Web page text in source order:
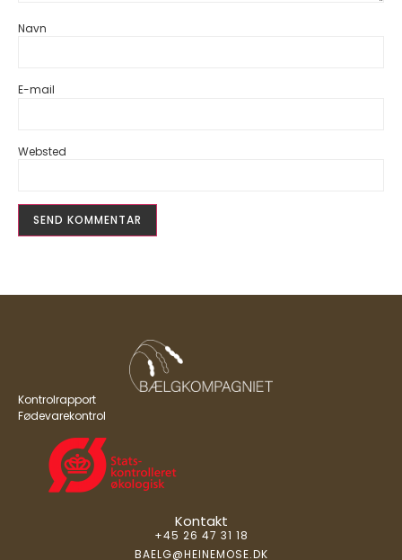
Navn
E-mail
Websted
Kontrolrapport
Fødevarekontrol
Kontakt
+45 26 47 31 18
BAELG@HEINEMOSE.DK